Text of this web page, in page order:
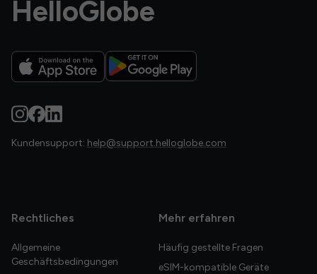
HelloGlobe
Kundensupport: help@support.helloglobe.com
Rechtliches
Allgemeine
Geschäftsbedingungen
Mehr erfahren
Häufig gestellte Fragen
eSIM-kompatible Geräte